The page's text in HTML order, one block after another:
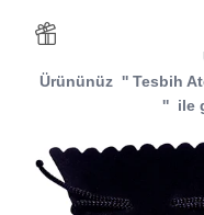
Ürününüz '' Tesbih
'' ile